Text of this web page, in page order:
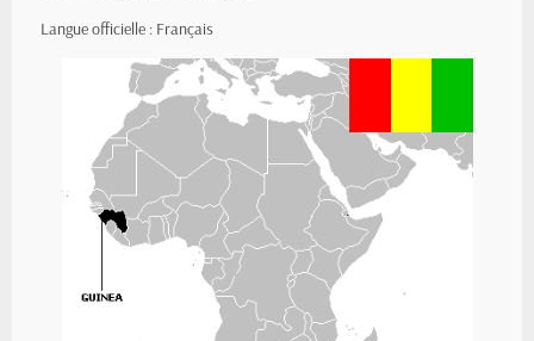
Langue officielle : Français